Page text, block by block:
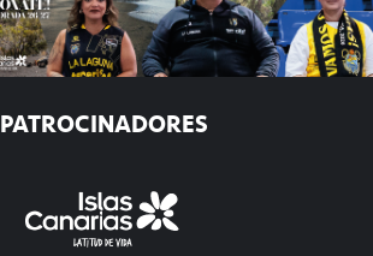
PATROCINADORES